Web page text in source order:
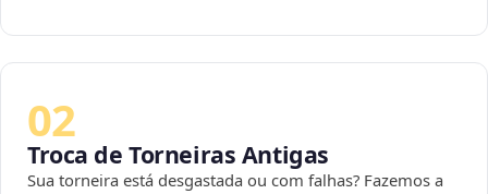
02
Troca de Torneiras Antigas
Sua torneira está desgastada ou com falhas? Fazemos a